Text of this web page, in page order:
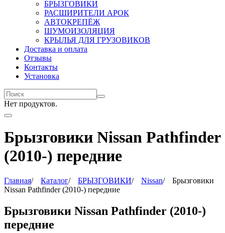
БРЫЗГОВИКИ
РАСШИРИТЕЛИ АРОК
АВТОКРЕПЁЖ
ШУМОИЗОЛЯЦИЯ
КРЫЛЬЯ ДЛЯ ГРУЗОВИКОВ
Доставка и оплата
Отзывы
Контакты
Установка
Нет продуктов.
Брызговики Nissan Pathfinder
(2010-) передние
Главная/ Каталог/ БРЫЗГОВИКИ/ Nissan/
Брызговики
Nissan Pathfinder (2010-) передние
Брызговики Nissan Pathfinder (2010-)
передние